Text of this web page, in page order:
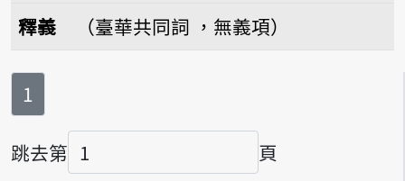
釋義 （臺華共同詞 ，無義項）
第
1
跳去第
頁碼
頁